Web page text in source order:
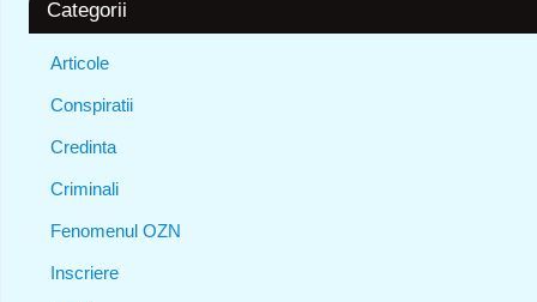
Categorii
Articole
Conspiratii
Credinta
Criminali
Fenomenul OZN
Inscriere